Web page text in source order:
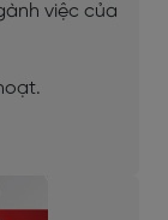
việc của